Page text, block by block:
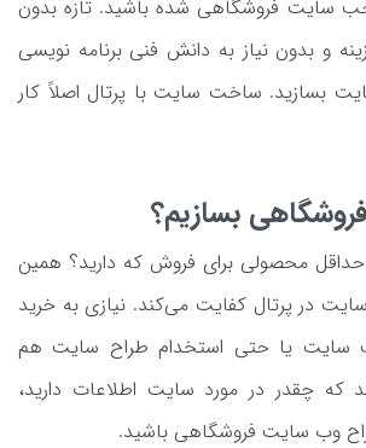
صاحب سایت فروشگاهی شده باشید. تازه بدون
و بدون نیاز به دانش فنی برنامه نویسی
بسازید. ساخت سایت با پرتال اصلاً کار
بسازیم؟
حداقل محصولی برای فروش که دارید؟ همین
در پرتال کفایت می‌کند. نیازی به خرید
سایت یا حتی استخدام طراح سایت هم
که چقدر در مورد سایت اطلاعات دارید،
وب سایت فروشگاهی باشید.